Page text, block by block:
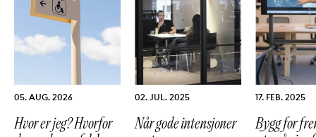
PUBLISERT:
05. AUG. 2026
Hvor er jeg? Hvorfor
PUBLISERT:
02. JUL. 2025
Når gode intensjoner
PUBLISERT:
17. FEB. 2025
Bygg for